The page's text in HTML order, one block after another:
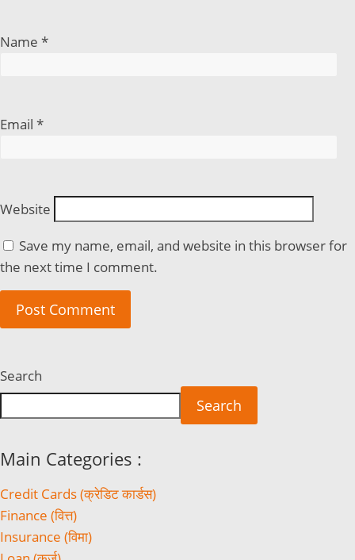
Name *
Email *
Website
Save my name, email, and website in this browser for
the next time I comment.
Search
Search
Main Categories :
Credit Cards (क्रेडिट कार्डस)
Finance (वित्त)
Insurance (विमा)